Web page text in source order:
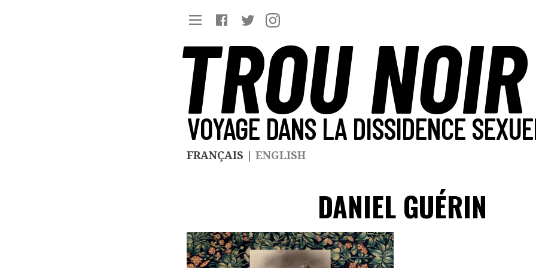
TROU NOIR
VOYAGE DANS LA DISSIDENCE
FRANÇAIS | ENGLISH
DANIEL GUÉRIN